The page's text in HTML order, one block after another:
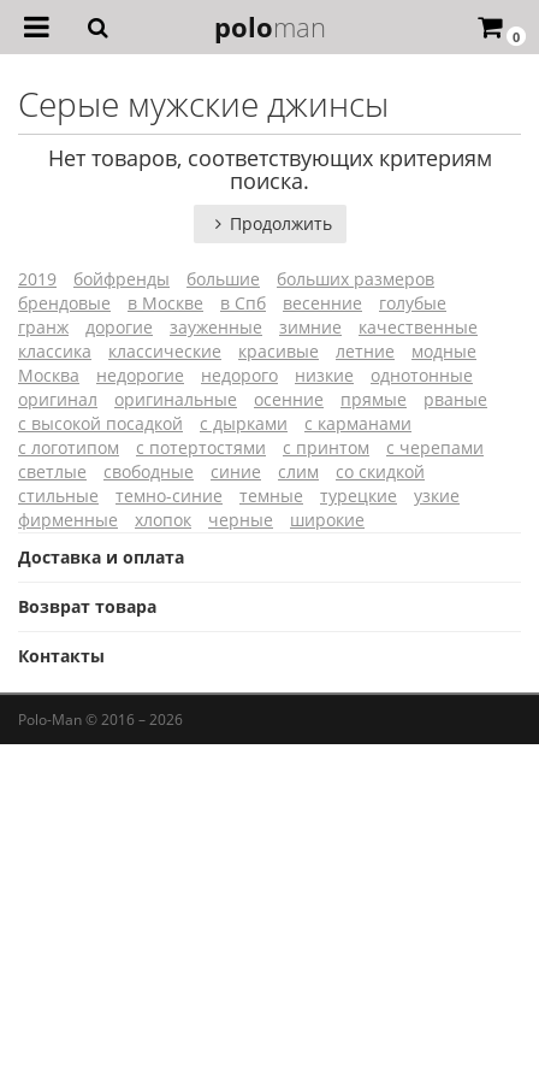
0
poloman
Серые мужские джинсы
Нет товаров, соответствующих критериям
поиска.
Продолжить
2019 бойфренды большие
больших размеров
брендовые
в Москве в Спб весенние
голубые
гранж
дорогие зауженные зимние
качественные
классика
классические красивые летние
модные
Москва
недорогие недорого низкие
однотонные
оригинал
оригинальные осенние прямые
рваные
с высокой посадкой
с дырками
с карманами
с логотипом
с потертостями с принтом
с черепами
светлые
свободные синие слим
со скидкой
стильные
темно-синие темные турецкие
узкие
фирменные
хлопок черные
широкие
Доставка и оплата
Возврат товара
Контакты
Polo-Man © 2016 – 2026